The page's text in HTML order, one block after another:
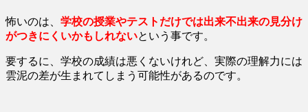
怖いのは、 学校の授業やテストだけでは出来不出来の見分け
がつきにくいかもしれないという事です。
要するに、学校の成績は悪くないけれど、実際の理解力には
雲泥の差が生まれてしまう可能性があるのです。